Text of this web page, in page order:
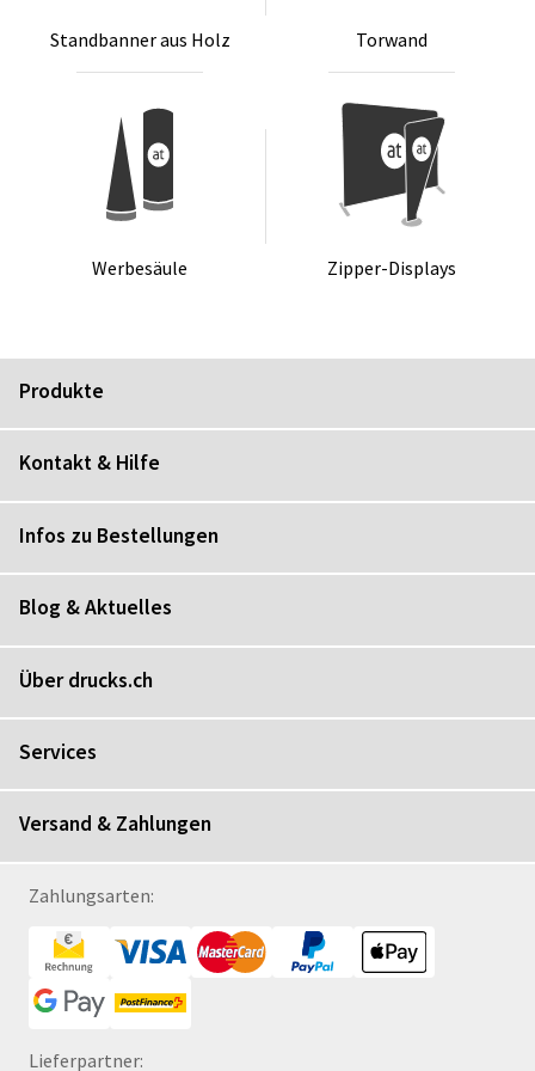
Stand­ban­ner aus Holz Tor­wand
Wer­be­säu­le Zip­per-Dis­plays
Produkte
Kontakt & Hilfe
Infos zu Bestellungen
Blog & Aktuelles
Über drucks.ch
Services
Versand & Zahlungen
Zahlungsarten:
Lieferpartner: